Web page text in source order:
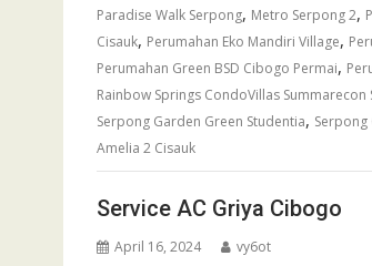
Paradise Walk Serpong, Metro Serpong 2,
Cisauk, Perumahan Eko Mandiri Village,
Perumahan Green BSD Cibogo Permai,
Rainbow Springs CondoVillas Summarecon
Serpong Garden Green Studentia, Serpong
Amelia 2 Cisauk
Service AC Griya Cibogo
April 16, 2024 vy6ot